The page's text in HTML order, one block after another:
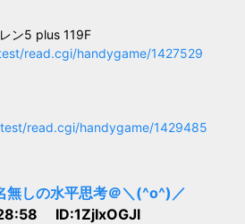
ン5 plus 119F
read.cgi/handygame/1427529
read.cgi/handygame/1429485
無しの水平思考＠＼(^o^)／
ID:1ZjIxOGJl